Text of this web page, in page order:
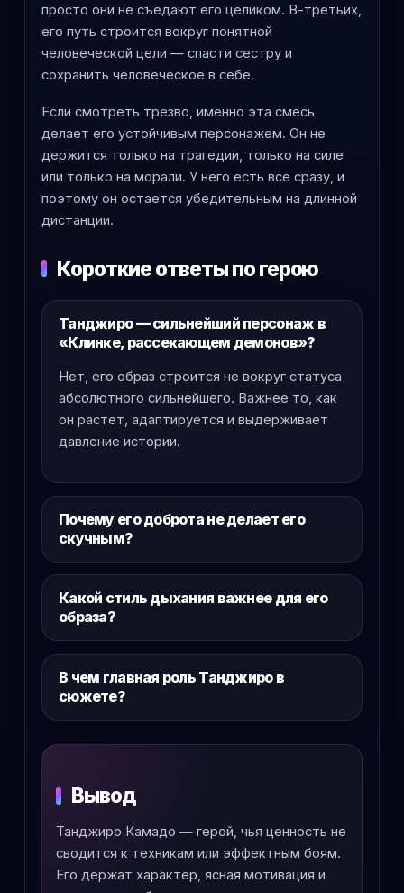
просто они не съедают его целиком. В-третьих,
его путь строится вокруг понятной
человеческой цели — спасти сестру и
сохранить человеческое в себе.
Если смотреть трезво, именно эта смесь
делает его устойчивым персонажем. Он не
держится только на трагедии, только на силе
или только на морали. У него есть все сразу, и
поэтому он остается убедительным на длинной
дистанции.
Короткие ответы по герою
Танджиро — сильнейший персонаж в
«Клинке, рассекающем демонов»?
Нет, его образ строится не вокруг статуса
абсолютного сильнейшего. Важнее то, как
он растет, адаптируется и выдерживает
давление истории.
Почему его доброта не делает его
скучным?
Какой стиль дыхания важнее для его
образа?
В чем главная роль Танджиро в
сюжете?
Вывод
Танджиро Камадо — герой, чья ценность не
сводится к техникам или эффектным боям.
Его держат характер, ясная мотивация и